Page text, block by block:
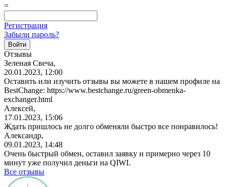
=
Регистрация
Забыли пароль?
Отзывы
Зеленая Свеча,
20.01.2023, 12:00
Оставить или изучить отзывы вы можете в нашем профиле на
BestChange: https://www.bestchange.ru/green-obmenka-
exchanger.html
Алексей,
17.01.2023, 15:06
Ждать пришлось не долго обменяли быстро все понравилось!
Александр,
09.01.2023, 14:48
Очень быстрый обмен, оставил заявку и примерно через 10
минут уже получил деньги на QIWI.
Все отзывы